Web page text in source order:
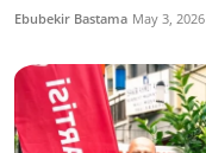
Ebubekir Bastama May 3, 2026